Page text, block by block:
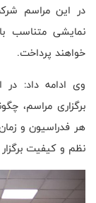
در این مراسم
نمایشی متناسب
خواهند پرداخت.
وی ادامه داد:
برگزاری مراسم،
هر فدراسیون و
نظم و کیفیت